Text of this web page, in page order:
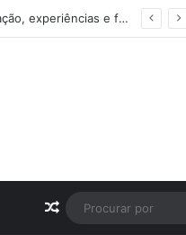
festa de 15 anos
Artigo aleatório